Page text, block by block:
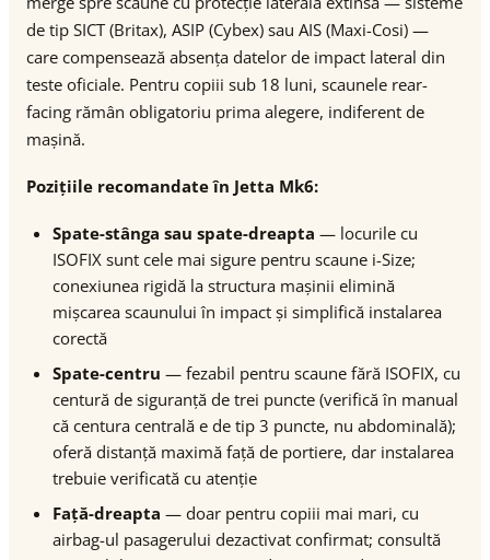
de tip SICT (Britax), ASIP (Cybex) sau AIS (Maxi-Cosi) —
care compensează absența datelor de impact lateral din
teste oficiale. Pentru copiii sub 18 luni, scaunele rear-
facing rămân obligatoriu prima alegere, indiferent de
mașină.
Pozițiile recomandate în Jetta Mk6:
Spate-stânga sau spate-dreapta — locurile cu
ISOFIX sunt cele mai sigure pentru scaune i-Size;
conexiunea rigidă la structura mașinii elimină
mișcarea scaunului în impact și simplifică instalarea
corectă
Spate-centru — fezabil pentru scaune fără ISOFIX, cu
centură de siguranță de trei puncte (verifică în manual
că centura centrală e de tip 3 puncte, nu abdominală);
oferă distanță maximă față de portiere, dar instalarea
trebuie verificată cu atenție
Față-dreapta — doar pentru copiii mai mari, cu
airbag-ul pasagerului dezactivat confirmat; consultă